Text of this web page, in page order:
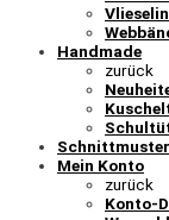
Handmade
zurück
Schnittmuster
Mein Konto
zurück
Konto-